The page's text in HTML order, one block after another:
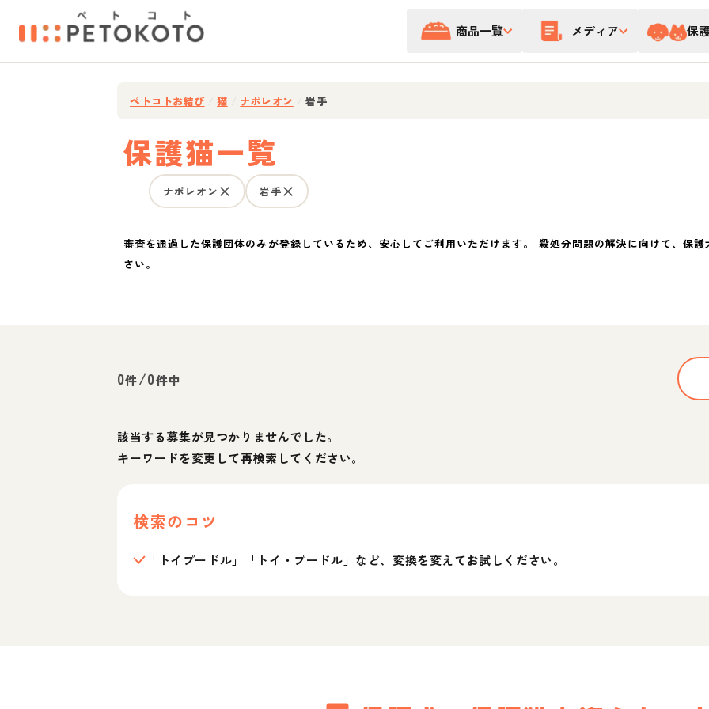
商品一覧 メディア 保
ペトコトお結び 猫 ナポレオン 岩手
保護猫一覧
ナポレオン 岩手
審査を通過した保護団体のみが登録しているため、安心してご利用いただけます。 殺処分問題の解決に向けて、保
さい。
0件/0件中
該当する募集が見つかりませんでした。
キーワードを変更して再検索してください。
検索のコツ
「トイプードル」「トイ・プードル」など、変換を変えてお試しください。